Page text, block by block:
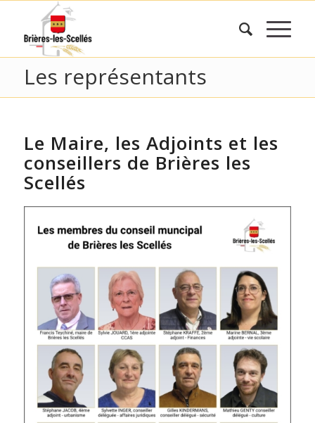
Les représentants
Le Maire, les Adjoints et les
conseillers de Brières les
Scellés